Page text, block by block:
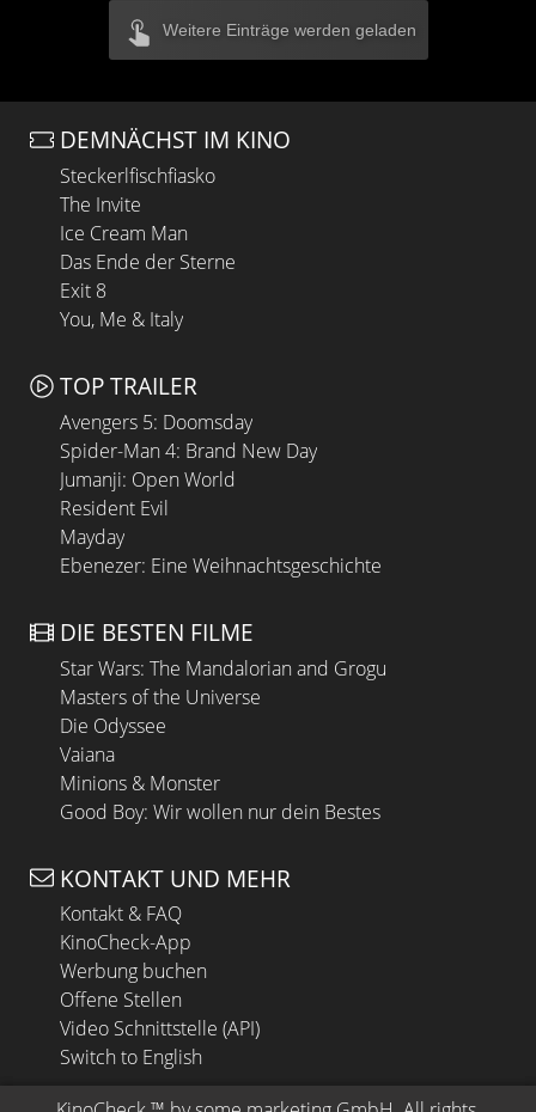
Weitere Einträge werden geladen
DEMNÄCHST IM KINO
Steckerlfischfiasko
The Invite
Ice Cream Man
Das Ende der Sterne
Exit 8
You, Me & Italy
TOP TRAILER
Avengers 5: Doomsday
Spider-Man 4: Brand New Day
Jumanji: Open World
Resident Evil
Mayday
Ebenezer: Eine Weihnachtsgeschichte
DIE BESTEN FILME
Star Wars: The Mandalorian and Grogu
Masters of the Universe
Die Odyssee
Vaiana
Minions & Monster
Good Boy: Wir wollen nur dein Bestes
KONTAKT UND MEHR
Kontakt & FAQ
KinoCheck-App
Werbung buchen
Offene Stellen
Video Schnittstelle (API)
Switch to English